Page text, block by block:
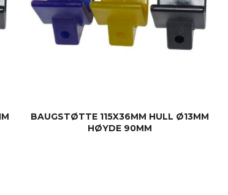
BAUGSTØTTE 115X36MM HULL Ø13MM
HØYDE 90MM